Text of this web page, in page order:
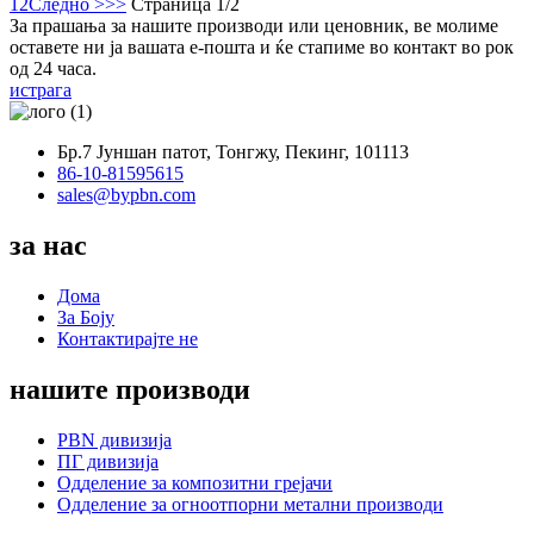
1 2Следно >>> Страница 1/2
За прашања за нашите производи или ценовник, ве молиме
оставете ни ја вашата е-пошта и ќе стапиме во контакт во рок
од 24 часа.
истрага
Бр.7 Јуншан патот, Тонгжу, Пекинг, 101113
86-10-81595615
sales@bypbn.com
за нас
Дома
За Боју
Контактирајте не
нашите производи
PBN дивизија
ПГ дивизија
Одделение за композитни грејачи
Одделение за огноотпорни метални производи